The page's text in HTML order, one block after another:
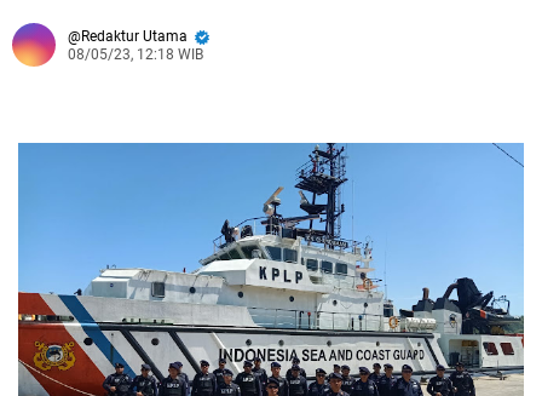
Redaktur Utama
08/05/23, 12:18 WIB